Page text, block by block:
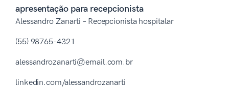
apresentação para recepcionista
Alessandro Zanarti – Recepcionista hospitalar
(55) 98765-4321
alessandrozanarti@email.com.br
linkedin.com/alessandrozanarti